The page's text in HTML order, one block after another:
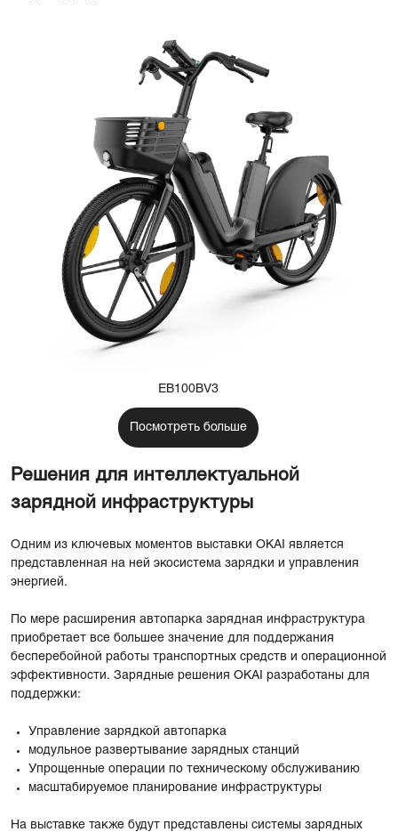
EB100BV3
Посмотреть больше
Решения для интеллектуальной
зарядной инфраструктуры
Одним из ключевых моментов выставки OKAI является
представленная на ней экосистема зарядки и управления
энергией.
По мере расширения автопарка зарядная инфраструктура
приобретает все большее значение для поддержания
бесперебойной работы транспортных средств и операционной
эффективности. Зарядные решения OKAI разработаны для
поддержки:
Управление зарядкой автопарка
модульное развертывание зарядных станций
Упрощенные операции по техническому обслуживанию
масштабируемое планирование инфраструктуры
На выставке также будут представлены системы зарядных